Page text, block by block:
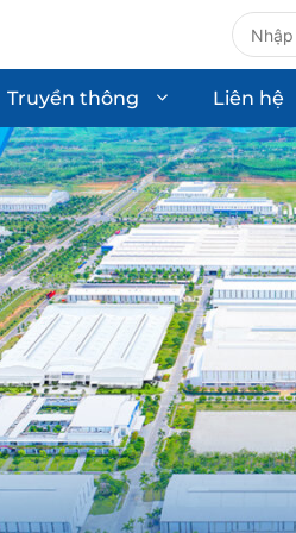
Linh kiện phụ tùng ô tô
Sơ mi rơ moóc
Gia công cơ khí
Truyền thông Liên hệ